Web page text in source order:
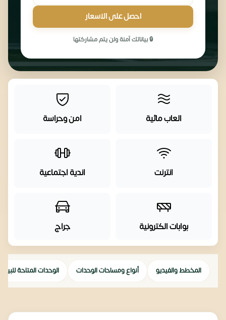
احصل على الاسعار
🔒 بياناتك آمنة ولن يتم مشاركتها
العاب مائية امن وحراسة
انترنت اندية اجتماعية
بوابات الكترونية جراج
المخطط والفيديو أنواع ومساحات الوحدات الوحدات المتاحة للبيع